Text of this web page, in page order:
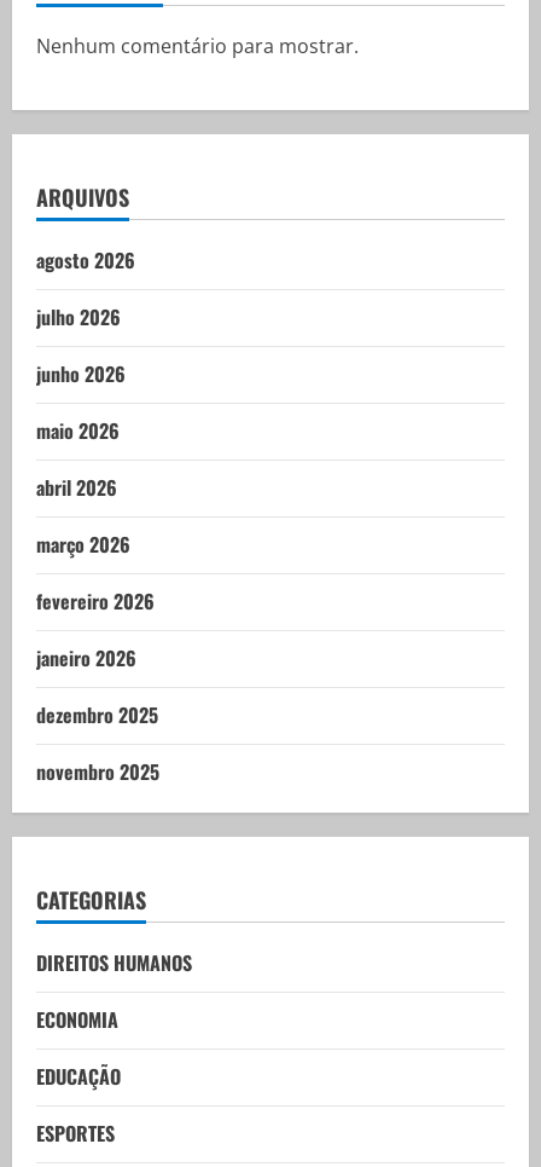
Nenhum comentário para mostrar.
ARQUIVOS
agosto 2026
julho 2026
junho 2026
maio 2026
abril 2026
março 2026
fevereiro 2026
janeiro 2026
dezembro 2025
novembro 2025
CATEGORIAS
DIREITOS HUMANOS
ECONOMIA
EDUCAÇÃO
ESPORTES